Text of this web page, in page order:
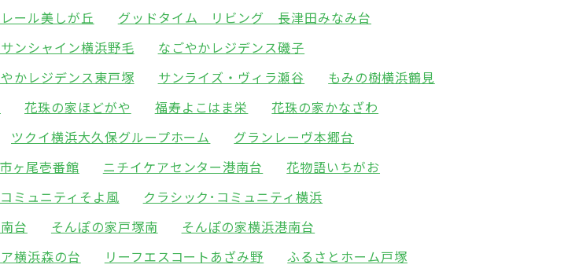
ール美しが丘
グッドタイム リビング 長津田みなみ台
ンシャイン横浜野毛
なごやかレジデンス磯子
かレジデンス東戸塚 サンライズ・ヴィラ瀬谷
もみの樹横浜鶴見
花珠の家ほどがや 福寿よこはま栄
花珠の家かなざわ
ツクイ横浜大久保グループホーム
グランレーヴ本郷台
ヶ尾壱番館 ニチイケアセンター港南台
花物語いちがお
ミュニティそよ風
クラシック･コミュニティ横浜
台 そんぽの家戸塚南
そんぽの家横浜港南台
横浜森の台 リーフエスコートあざみ野
ふるさとホーム戸塚